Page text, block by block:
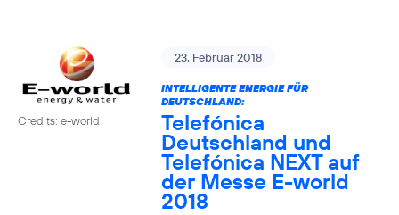
Credits: e-world
23. Februar 2018
INTELLIGENTE ENERGIE FÜR
DEUTSCHLAND:
Telefónica
Deutschland und
Telefónica NEXT auf
der Messe E-world
2018